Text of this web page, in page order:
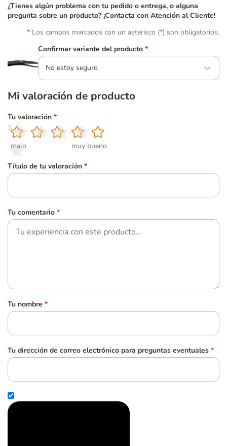
¿Tienes algún problema con tu pedido o entrega, o alguna
pregunta sobre un producto? ¡Contacta con Atención al Cliente!
Los campos marcados con un asterisco (*) son obligatorios.
Confirmar variante del producto *
No estoy seguro
Mi valoración de producto
Tu valoración *
1
malo
2
3
4
5
muy bueno
Título de tu valoración *
Tu comentario *
Tu nombre *
Tu dirección de correo electrónico para preguntas eventuales *